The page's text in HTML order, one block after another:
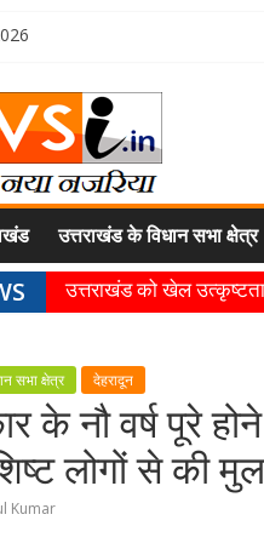
उत्तराखंड के विधान सभा क्षेत्र
उत्तराखंड को खेल उत्कृष्टता
खेल प्रतिभाओं को हरसंभव
गुणवत्ता से कोई समझौता
खेल विजन, नई खेल नीति
सभा क्षेत्र देहरादून
के नौ वर्ष पूरे
लोगों से की
Kumar